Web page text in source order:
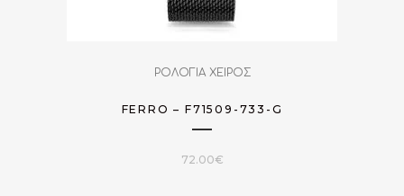
ΡΟΛΟΓΙΑ ΧΕΙΡΟΣ
FERRO – F71509-733-G
72.00€